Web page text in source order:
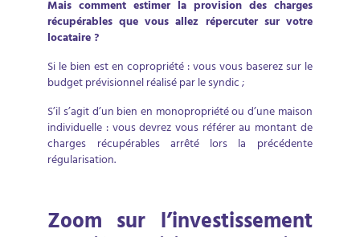
Mais comment estimer la provision des charges
récupérables que vous allez répercuter sur votre
locataire ?
Si le bien est en copropriété : vous vous baserez sur le
budget prévisionnel réalisé par le syndic ;
S’il s’agit d’un bien en monopropriété ou d’une maison
individuelle : vous devrez vous référer au montant de
charges récupérables arrêté lors la précédente
régularisation.
Zoom sur l’investissement